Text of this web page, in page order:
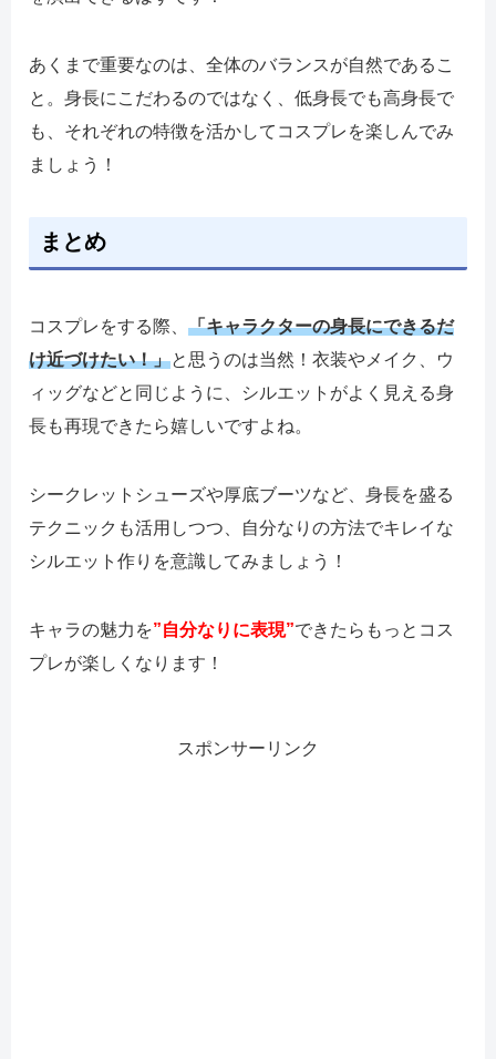
あくまで重要なのは、全体のバランスが自然であるこ
と。身長にこだわるのではなく、低身長でも高身長で
も、それぞれの特徴を活かしてコスプレを楽しんでみ
ましょう！
まとめ
コスプレをする際、 「キャラクターの身長にできるだ
け近づけたい！」と思うのは当然！衣装やメイク、ウ
ィッグなどと同じように、シルエットがよく見える身
長も再現できたら嬉しいですよね。
シークレットシューズや厚底ブーツなど、身長を盛る
テクニックも活用しつつ、自分なりの方法でキレイな
シルエット作りを意識してみましょう！
キャラの魅力を”自分なりに表現”できたらもっとコス
プレが楽しくなります！
スポンサーリンク